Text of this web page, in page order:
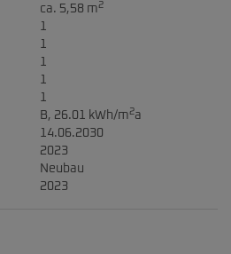
ca. 5,58 m2
1
1
1
1
1
B, 26.01 kWh/m2a
14.06.2030
2023
Neubau
2023